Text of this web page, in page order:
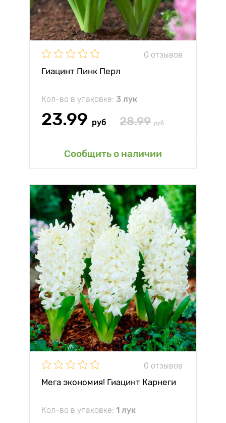
0 отзывов
Гиацинт Пинк Перл
Кол-во в упаковке: 3 лук
23.99 руб 28.99 руб
Сообщить о наличии
0 отзывов
Мега экономия! Гиацинт Карнеги
Кол-во в упаковке: 1 лук